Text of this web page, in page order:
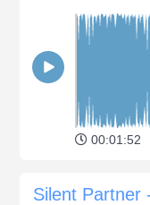
00:01:52
Silent Partner